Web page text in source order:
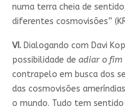
numa terra cheia de
diferentes cosmovisões”
VI. Dialogando com Davi
possibilidade de adiar o fim
contrapelo em busca dos
das cosmovisões
o mundo. Tudo tem sentido